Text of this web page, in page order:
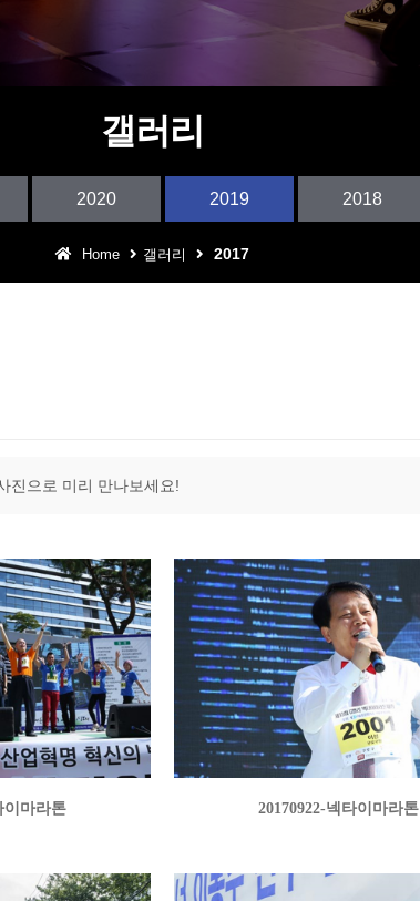
구로 동아리 예술제
어울림 특집 콘서트
갤러리
2020 2019 2018
Home 갤러리 2017
진으로 미리 만나보세요!
이마라톤 20170922-넥타이마라톤